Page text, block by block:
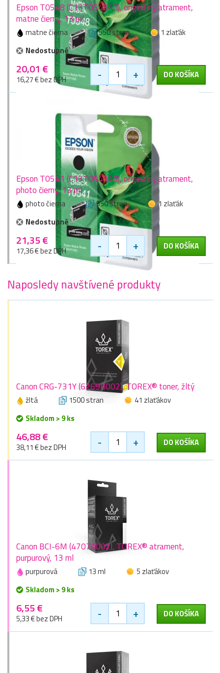
Epson T0548 (C13T054840), originálny atrament,
matne čierny, 13 ml
matne čierna 550 stran
1 zlaťák
Nedostupné
20,01 €
16,27 € bez DPH - + DO KOŠÍKA
Epson T0541 (C13T054140), originálny atrament,
photo čierny, 13 ml
photo čierna 550 stran
1 zlaťák
Nedostupné
21,35 €
17,36 € bez DPH - + DO KOŠÍKA
Naposledy navštívené produkty
Canon CRG-731Y (6269B002), TOREX® toner, žltý
žltá 1500 stran
41 zlaťákov
Skladom > 9 ks
46,88 €
38,11 € bez DPH - + DO KOŠÍKA
Canon BCI-6M (4707A002), TOREX® atrament,
purpurový, 13 ml
purpurová 13 ml
5 zlaťákov
Skladom > 9 ks
6,55 €
5,33 € bez DPH - + DO KOŠÍKA